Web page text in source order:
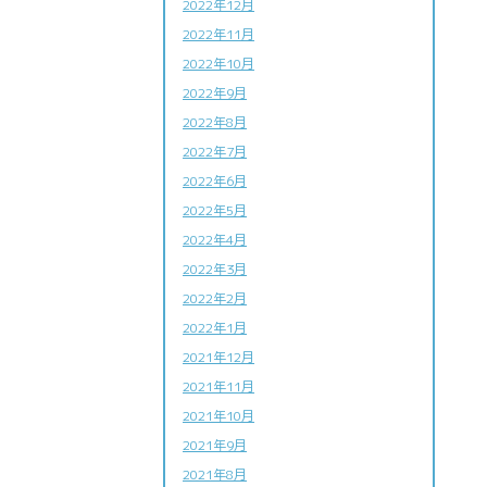
2022年12月
2022年11月
2022年10月
2022年9月
2022年8月
2022年7月
2022年6月
2022年5月
2022年4月
2022年3月
2022年2月
2022年1月
2021年12月
2021年11月
2021年10月
2021年9月
2021年8月